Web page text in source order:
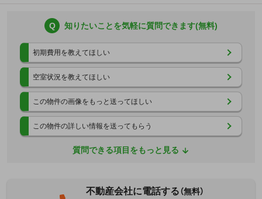
Q 知りたいことを気軽に質問できます(無料)
初期費用を教えてほしい
空室状況を教えてほしい
この物件の画像をもっと送ってほしい
この物件の詳しい情報を送ってもらう
質問できる項目をもっと見る
不動産会社に電話する（無料）